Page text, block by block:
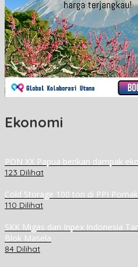
Ekonomi
PON XX Papua berikan dampak
123 Dilihat
Cold Storage 100 ton di PPI
110 Dilihat
SKK Migas dan Inpex Indonesia
Blok Masela
84 Dilihat